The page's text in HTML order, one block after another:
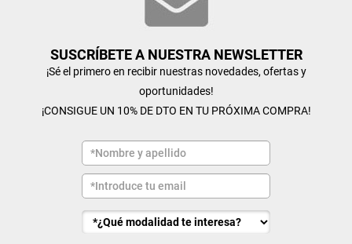
SUSCRÍBETE A NUESTRA NEWSLETTER
¡Sé el primero en recibir nuestras novedades, ofertas y
oportunidades!
¡CONSIGUE UN 10% DE DTO EN TU PRÓXIMA COMPRA!